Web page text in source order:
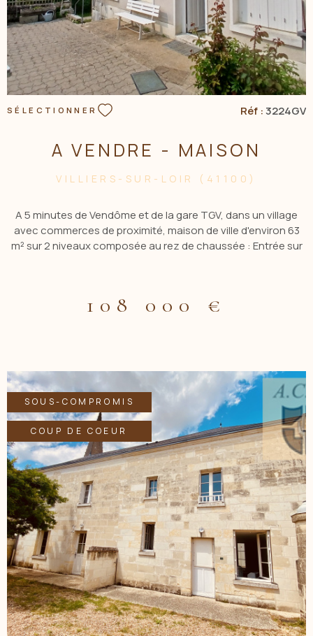
SÉLECTIONNER Réf :3224GV
A VENDRE - MAISON
VILLIERS-SUR-LOIR (41100)
A 5 minutes de Vendôme et de la gare TGV, dans un village
avec commerces de proximité, maison de ville d'environ 63
m² sur 2 niveaux composée au rez de chaussée : Entrée sur
pièce technique avec acces extérieur. Le tout sur une
appelez Gilles VALENTE au 06.72.35.68.64 ou par mail :
gvalente.acbi@gmail.com . Agent commercial , R.S.A.C de
Blois 512 362 906. Les informations sur les risques auxquels
est exposé ce bien sont disponibles sur le site géorisques
www.géorisque.gouv.fr
108 000 €
SOUS-COMPROMIS
COUP DE COEUR
VOIR LE BIEN